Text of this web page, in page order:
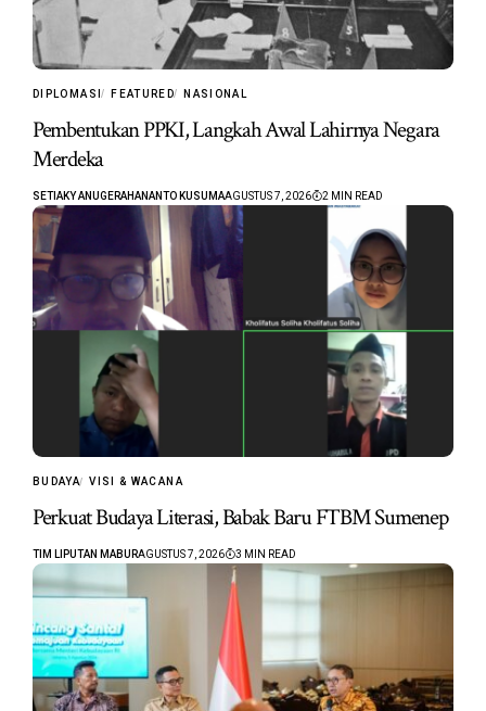
DIPLOMASI FEATURED NASIONAL
Pembentukan PPKI, Langkah Awal Lahirnya Negara
Merdeka
SETIAKY ANUGERAHANANTO KUSUMAAGUSTUS 7, 2026 2 MIN READ
BUDAYA VISI & WACANA
Perkuat Budaya Literasi, Babak Baru FTBM Sumenep
TIM LIPUTAN MABURAGUSTUS 7, 2026 3 MIN READ